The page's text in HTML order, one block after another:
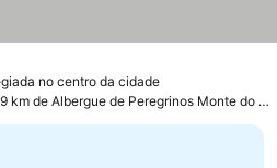
no centro da cidade
a 3.9 km de Albergue de Peregrinos Monte do Gozo